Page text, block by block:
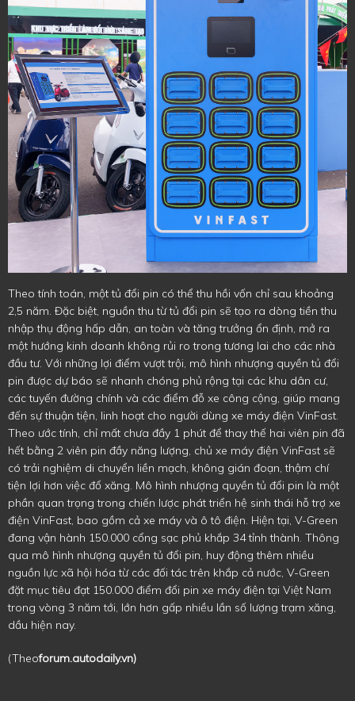
Theo tính toán, một tủ đổi pin có thể thu hồi vốn chỉ sau khoảng
2,5 năm. Đặc biệt, nguồn thu từ tủ đổi pin sẽ tạo ra dòng tiền thu
nhập thụ động hấp dẫn, an toàn và tăng trưởng ổn định, mở ra
một hướng kinh doanh không rủi ro trong tương lai cho các nhà
đầu tư. Với những lợi điểm vượt trội, mô hình nhượng quyền tủ đổi
pin được dự báo sẽ nhanh chóng phủ rộng tại các khu dân cư,
các tuyến đường chính và các điểm đỗ xe công cộng, giúp mang
đến sự thuận tiện, linh hoạt cho người dùng xe máy điện VinFast.
Theo ước tính, chỉ mất chưa đầy 1 phút để thay thế hai viên pin đã
hết bằng 2 viên pin đầy năng lượng, chủ xe máy điện VinFast sẽ
có trải nghiệm di chuyển liền mạch, không gián đoạn, thậm chí
tiện lợi hơn việc đổ xăng. Mô hình nhượng quyền tủ đổi pin là một
phần quan trọng trong chiến lược phát triển hệ sinh thái hỗ trợ xe
điện VinFast, bao gồm cả xe máy và ô tô điện. Hiện tại, V-Green
đang vận hành 150.000 cổng sạc phủ khắp 34 tỉnh thành. Thông
qua mô hình nhượng quyền tủ đổi pin, huy động thêm nhiều
nguồn lực xã hội hóa từ các đối tác trên khắp cả nước, V-Green
đặt mục tiêu đạt 150.000 điểm đổi pin xe máy điện tại Việt Nam
trong vòng 3 năm tới, lớn hơn gấp nhiều lần số lượng trạm xăng,
dầu hiện nay.
(Theoforum.autodaily.vn)